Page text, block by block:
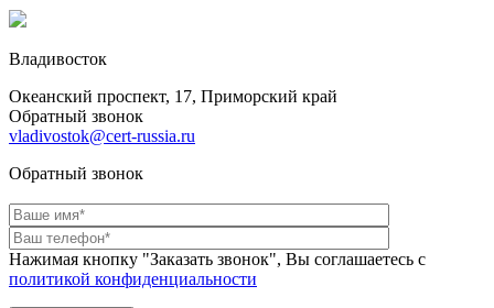
Владивосток
Океанский проспект, 17, Приморский край
Обратный звонок
vladivostok@cert-russia.ru
Обратный звонок
Нажимая кнопку "Заказать звонок", Вы соглашаетесь с
политикой конфиденциальности